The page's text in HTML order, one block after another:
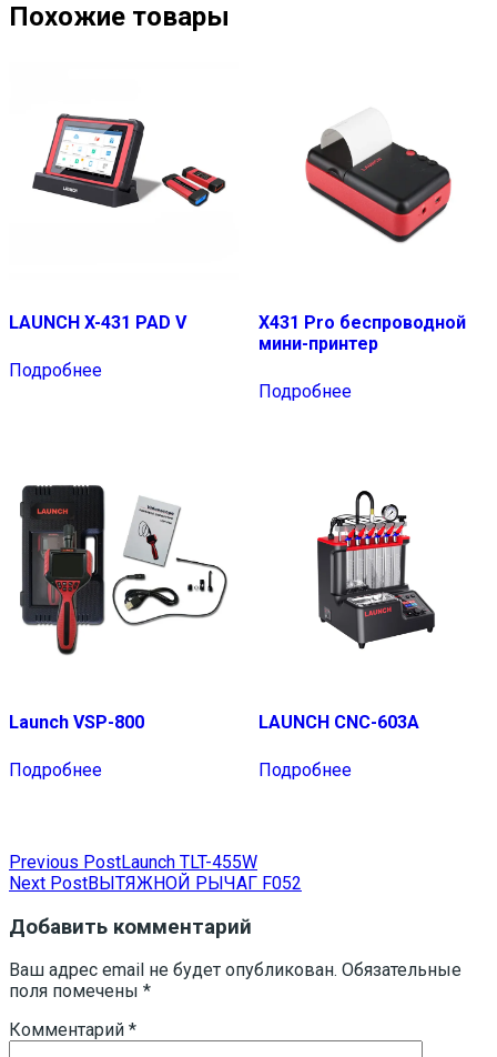
Похожие товары
LAUNCH X-431 PAD V
Подробнее
X431 Pro беспроводной
мини-принтер
Подробнее
Launch VSP-800
Подробнее
LAUNCH CNC-603A
Подробнее
Навигация
по
записям
Previous PostLaunch TLT-455W
Next PostВЫТЯЖНОЙ РЫЧАГ F052
Добавить комментарий
Ваш адрес email не будет опубликован. Обязательные
поля помечены *
Комментарий *